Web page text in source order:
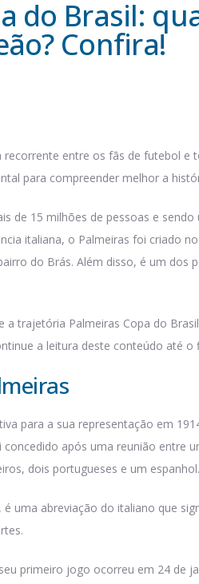
do Brasil:
Confira!
recorrente entre os fãs de futebol e
para compreender melhor a
de 15 milhões de pessoas e
italiana, o Palmeiras foi criado
do Brás. Além disso, é um dos
a trajetória Palmeiras Copa do
a leitura deste conteúdo até o
para a sua representação em
após uma reunião entre
dois portugueses e um espanhol.
uma abreviação do italiano que
primeiro jogo ocorreu em 24 de